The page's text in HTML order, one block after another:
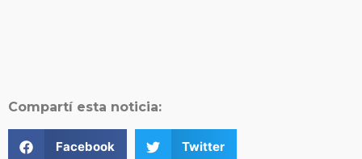
Compartí esta noticia:
Facebook Twitter